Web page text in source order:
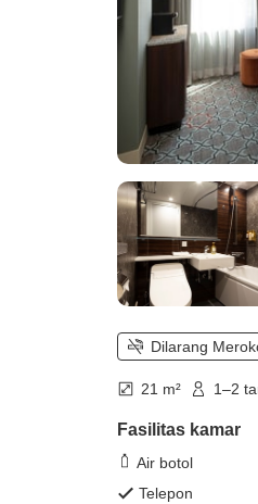
Dilarang
21 m² 1–2
Fasilitas kamar
Air botol
Telepon